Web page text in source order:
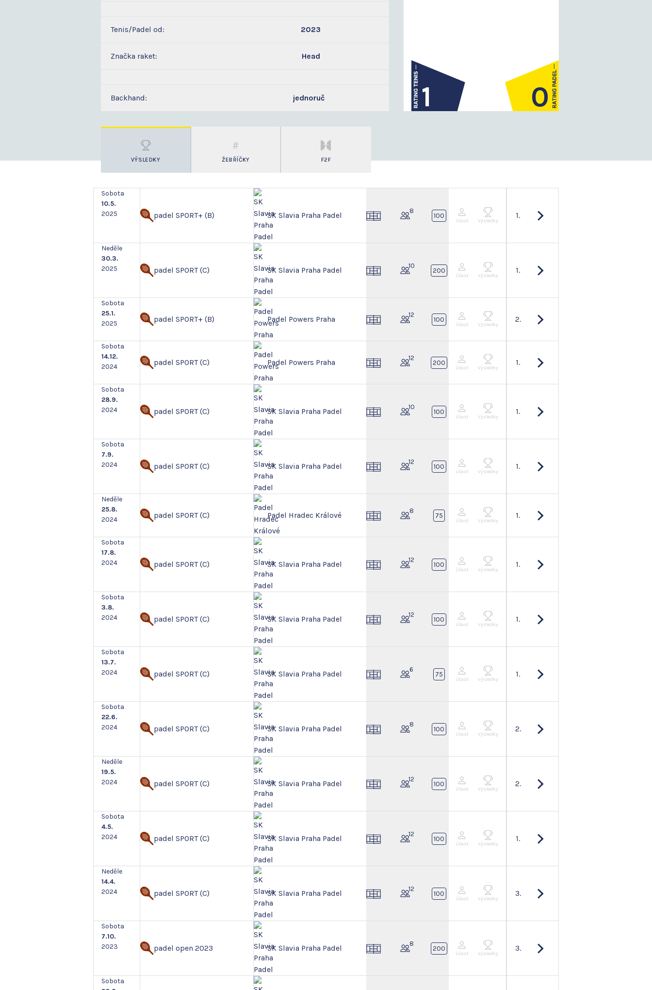
Tenis/Padel od: 2023
Značka raket: Head
Backhand: jednoruč 1 0
VÝSLEDKY ŽEBŘÍČKY F2F
Sobota
10.5.
2025
padel SPORT+ (B) SK Slavia Praha Padel 8
100 1.
Účast Výsledky
Neděle
30.3.
2025
padel SPORT (C) SK Slavia Praha Padel 10
200 1.
Účast Výsledky
Sobota
25.1.
2025
padel SPORT+ (B) Padel Powers Praha 12
100 2.
Účast Výsledky
Sobota
14.12.
2024
padel SPORT (C) Padel Powers Praha 12
200 1.
Účast Výsledky
Sobota
28.9.
2024
padel SPORT (C) SK Slavia Praha Padel 10
100 1.
Účast Výsledky
Sobota
7.9.
2024
padel SPORT (C) SK Slavia Praha Padel 12
100 1.
Účast Výsledky
Neděle
25.8.
2024
padel SPORT (C) Padel Hradec Králové 8
75 1.
Účast Výsledky
Sobota
17.8.
2024
padel SPORT (C) SK Slavia Praha Padel 12
100 1.
Účast Výsledky
Sobota
3.8.
2024
padel SPORT (C) SK Slavia Praha Padel 12
100 1.
Účast Výsledky
Sobota
13.7.
2024
padel SPORT (C) SK Slavia Praha Padel 6
75 1.
Účast Výsledky
Sobota
22.6.
2024
padel SPORT (C) SK Slavia Praha Padel 8
100 2.
Účast Výsledky
Neděle
19.5.
2024
padel SPORT (C) SK Slavia Praha Padel 12
100 2.
Účast Výsledky
Sobota
4.5.
2024
padel SPORT (C) SK Slavia Praha Padel 12
100 1.
Účast Výsledky
Neděle
14.4.
2024
padel SPORT (C) SK Slavia Praha Padel 12
100 3.
Účast Výsledky
Sobota
7.10.
2023
padel open 2023 SK Slavia Praha Padel 8
200 3.
Účast Výsledky
Sobota